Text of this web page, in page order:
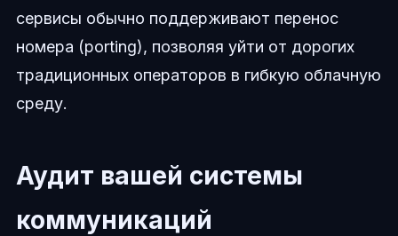
сервисы обычно поддерживают перенос
номера (porting), позволяя уйти от дорогих
традиционных операторов в гибкую облачную
среду.
Аудит вашей системы
коммуникаций